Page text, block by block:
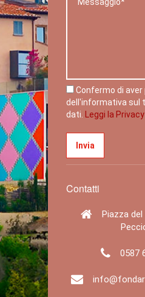
Confermo di aver
dell'informativa sul
dati.
Leggi la
Contatti
Piazza
0587